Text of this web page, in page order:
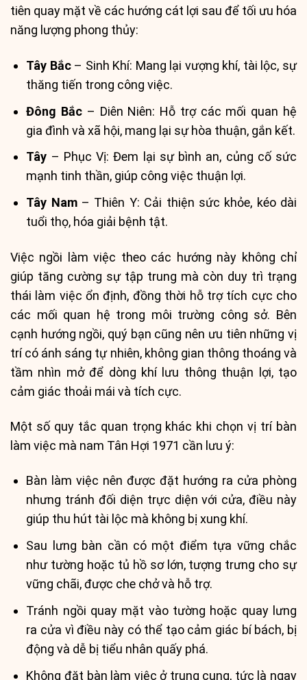
tiên quay mặt về các hướng cát lợi sau để tối ưu hóa
năng lượng phong thủy:
Tây Bắc– Sinh Khí: Mang lại vượng khí, tài lộc, sự
thăng tiến trong công việc.
Đông Bắc – Diên Niên: Hỗ trợ các mối quan hệ
gia đình và xã hội, mang lại sự hòa thuận, gắn kết.
Tây – Phục Vị: Đem lại sự bình an, củng cố sức
mạnh tinh thần, giúp công việc thuận lợi.
Tây Nam– Thiên Y: Cải thiện sức khỏe, kéo dài
tuổi thọ, hóa giải bệnh tật.
Việc ngồi làm việc theo các hướng này không chỉ
giúp tăng cường sự tập trung mà còn duy trì trạng
thái làm việc ổn định, đồng thời hỗ trợ tích cực cho
các mối quan hệ trong môi trường công sở. Bên
cạnh hướng ngồi, quý bạn cũng nên ưu tiên những vị
trí có ánh sáng tự nhiên, không gian thông thoáng và
tầm nhìn mở để dòng khí lưu thông thuận lợi, tạo
cảm giác thoải mái và tích cực.
Một số quy tắc quan trọng khác khi chọn vị trí bàn
làm việc mà nam Tân Hợi 1971 cần lưu ý:
Bàn làm việc nên được đặt hướng ra cửa phòng
nhưng tránh đối diện trực diện với cửa, điều này
giúp thu hút tài lộc mà không bị xung khí.
Sau lưng bàn cần có một điểm tựa vững chắc
như tường hoặc tủ hồ sơ lớn, tượng trưng cho sự
vững chãi, được che chở và hỗ trợ.
Tránh ngồi quay mặt vào tường hoặc quay lưng
ra cửa vì điều này có thể tạo cảm giác bí bách, bị
động và dễ bị tiểu nhân quấy phá.
Không đặt bàn làm việc ở trung cung, tức là ngay